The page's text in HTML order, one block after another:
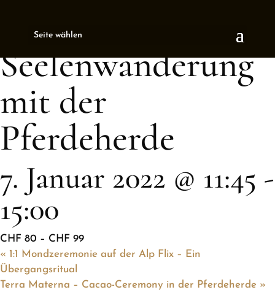
Seite wählen
This event has passed.
Seelenwanderung
mit der
Pferdeherde
7. Januar 2022 @ 11:45 -
15:00
CHF 80 – CHF 99
« 1:1 Mondzeremonie auf der Alp Flix – Ein
Übergangsritual
Terra Materna – Cacao-Ceremony in der Pferdeherde »